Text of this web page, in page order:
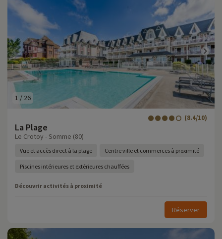
1 / 26
La Plage
(8.4/10)
Le Crotoy - Somme (80)
Vue et accès direct à la plage Centre ville et commerces à proximité
Piscines intérieures et extérieures chauffées
Découvrir activités à proximité
Réserver